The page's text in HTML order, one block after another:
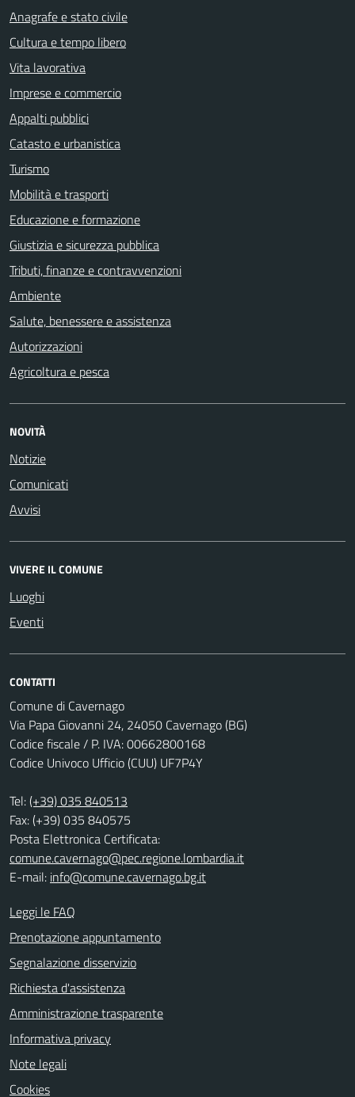
Anagrafe e stato civile
Cultura e tempo libero
Vita lavorativa
Imprese e commercio
Appalti pubblici
Catasto e urbanistica
Turismo
Mobilità e trasporti
Educazione e formazione
Giustizia e sicurezza pubblica
Tributi, finanze e contravvenzioni
Ambiente
Salute, benessere e assistenza
Autorizzazioni
Agricoltura e pesca
NOVITÀ
Notizie
Comunicati
Avvisi
VIVERE IL COMUNE
Luoghi
Eventi
CONTATTI
Comune di Cavernago
Via Papa Giovanni 24, 24050 Cavernago (BG)
Codice fiscale / P. IVA: 00662800168
Codice Univoco Ufficio (CUU) UF7P4Y
Tel:(+39) 035 840513
Fax: (+39) 035 840575
Posta Elettronica Certificata:
comune.cavernago@pec.regione.lombardia.it
E-mail: info@comune.cavernago.bg.it
Leggi le FAQ
Prenotazione appuntamento
Segnalazione disservizio
Richiesta d'assistenza
Amministrazione trasparente
Informativa privacy
Note legali
Cookies